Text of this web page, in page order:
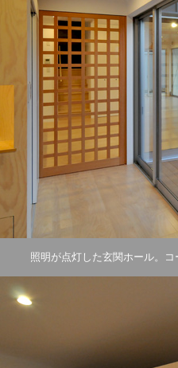
照明が点灯した玄関ホール。